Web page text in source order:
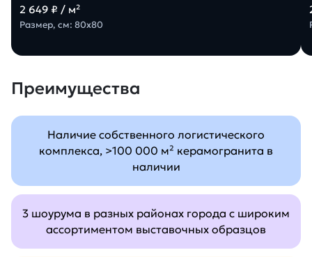
2 649 ₽ / м²
Размер, см: 80х80
Преимущества
Наличие собственного логистического
комплекса, >100 000 м² керамогранита в
наличии
3 шоурума в разных районах города с широким
ассортиментом выставочных образцов